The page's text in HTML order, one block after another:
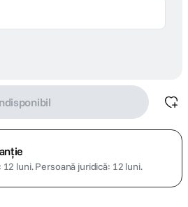
12 luni.Persoană juridică: 12 luni.